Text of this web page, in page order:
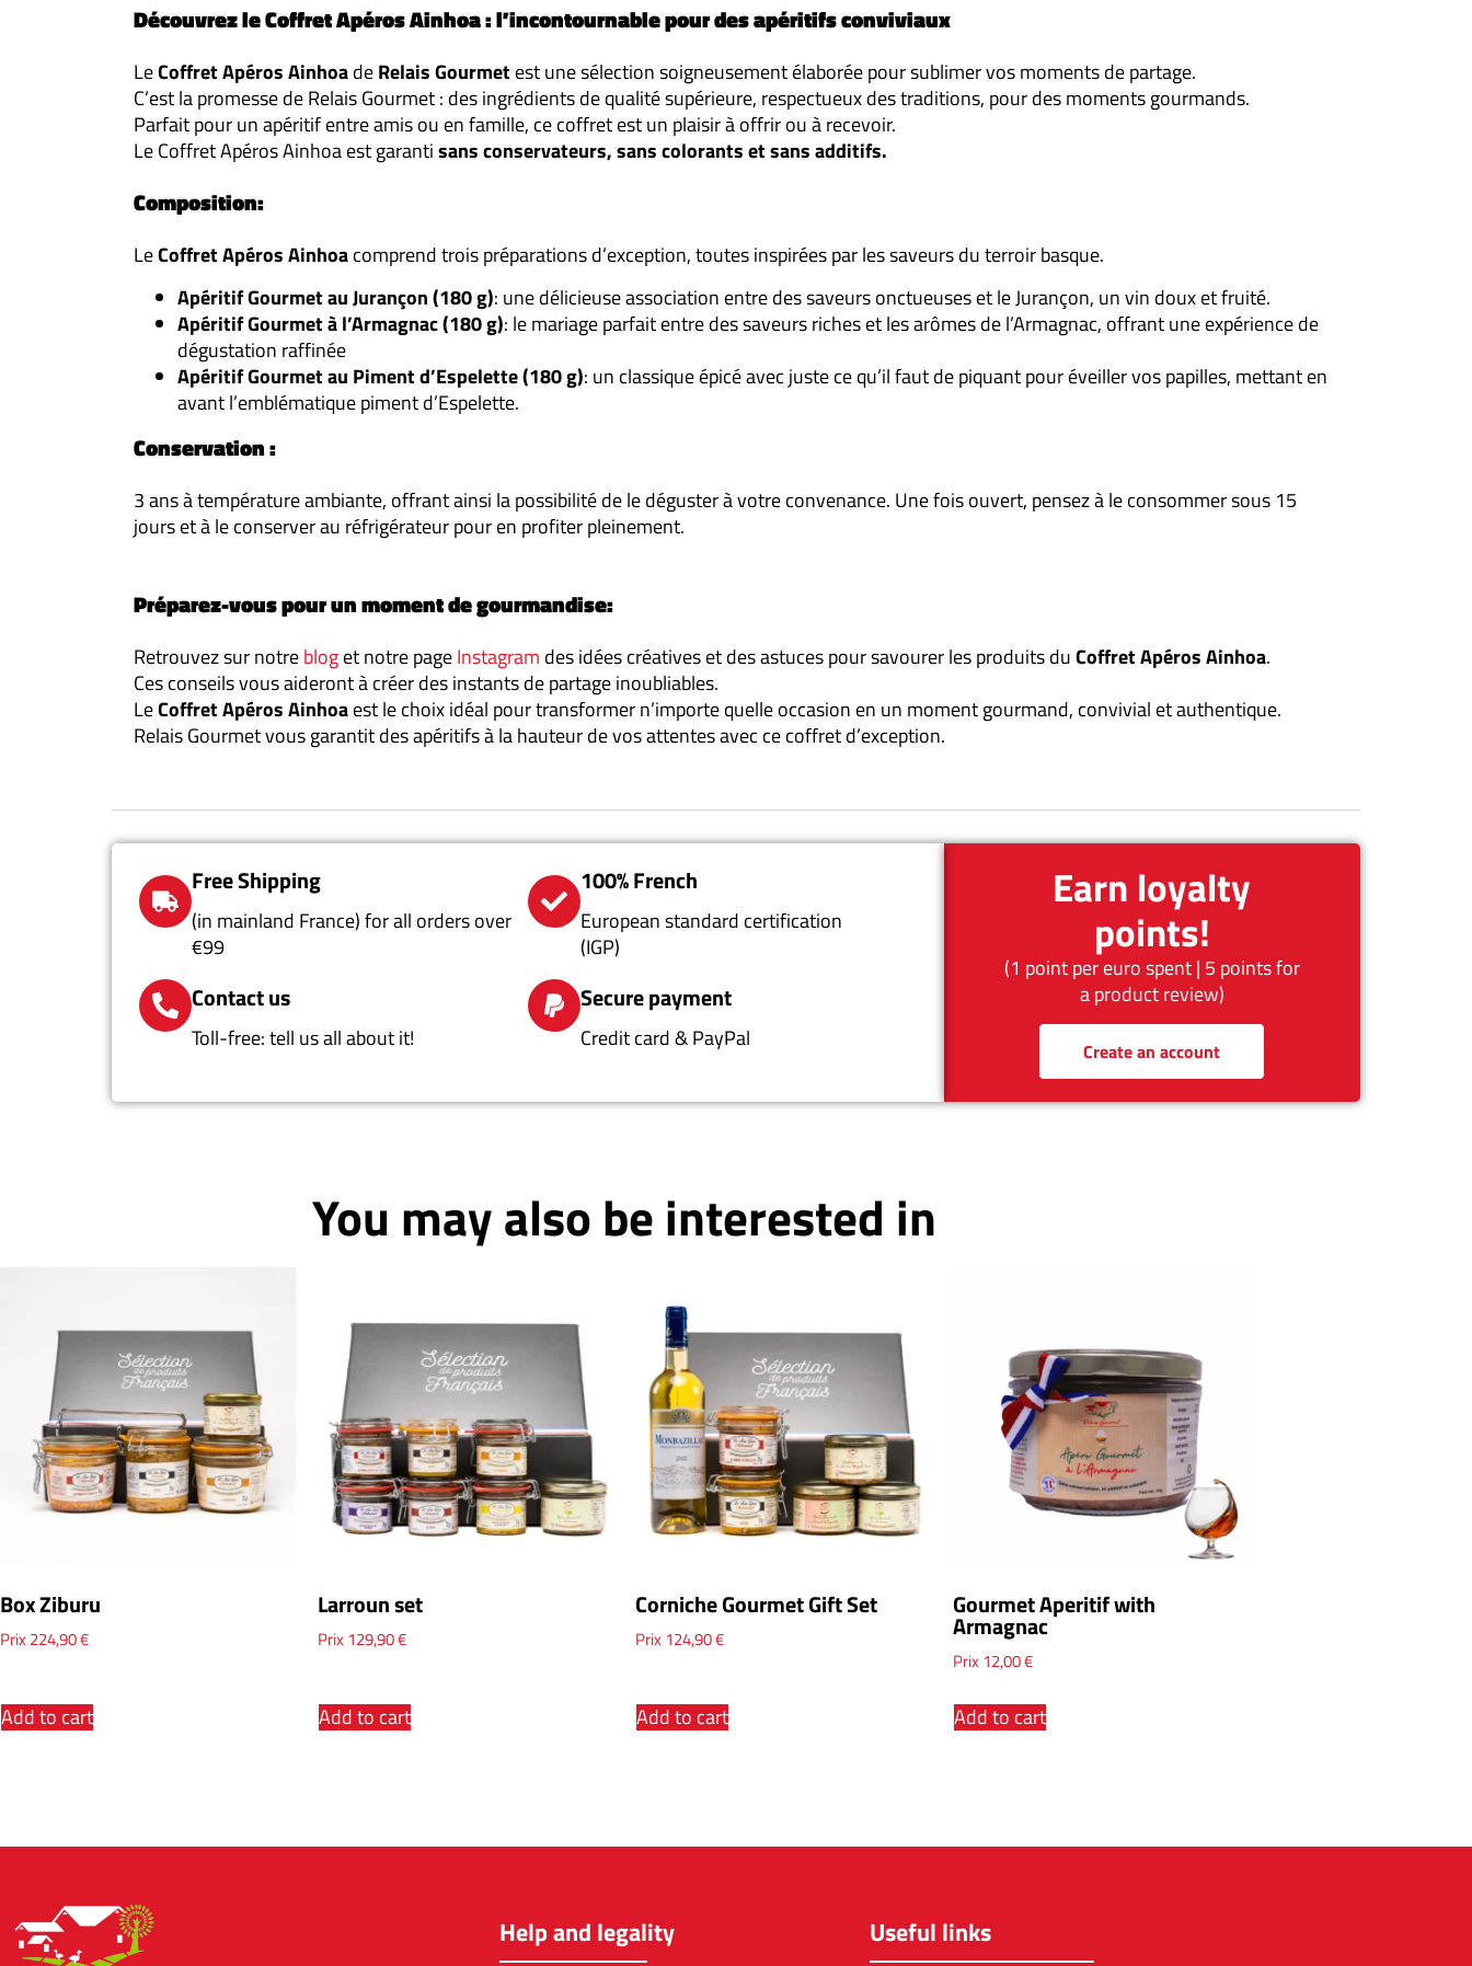
Découvrez le Coffret Apéros Ainhoa : l’incontournable pour des apéritifs conviviaux
LeCoffret Apéros AinhoadeRelais Gourmetest une sélection soigneusement élaborée pour sublimer vos moments de partage.
C’est la promesse de Relais Gourmet : des ingrédients de qualité supérieure, respectueux des traditions, pour des moments gourmands.
Parfait pour un apéritif entre amis ou en famille, ce coffret est un plaisir à offrir ou à recevoir.
Le Coffret Apéros Ainhoa est garantisans conservateurs, sans colorants et sans additifs.
Composition:
LeCoffret Apéros Ainhoacomprend trois préparations d’exception, toutes inspirées par les saveurs du terroir basque.
Apéritif Gourmet au Jurançon (180 g): une délicieuse association entre des saveurs onctueuses et le Jurançon, un vin doux et fruité.
Apéritif Gourmet à l’Armagnac (180 g): le mariage parfait entre des saveurs riches et les arômes de l’Armagnac, offrant une expérience de
dégustation raffinée
Apéritif Gourmet au Piment d’Espelette (180 g): un classique épicé avec juste ce qu’il faut de piquant pour éveiller vos papilles, mettant en
avant l’emblématique piment d’Espelette.
Conservation :
3 ans à température ambiante, offrant ainsi la possibilité de le déguster à votre convenance. Une fois ouvert, pensez à le consommer sous 15
jours et à le conserver au réfrigérateur pour en profiter pleinement.
Préparez-vous pour un moment de gourmandise:
Retrouvez sur notrebloget notre pageInstagram des idées créatives et des astuces pour savourer les produits duCoffret Apéros Ainhoa.
Ces conseils vous aideront à créer des instants de partage inoubliables.
LeCoffret Apéros Ainhoaest le choix idéal pour transformer n’importe quelle occasion en un moment gourmand, convivial et authentique.
Relais Gourmet vous garantit des apéritifs à la hauteur de vos attentes avec ce coffret d’exception.
Earn loyalty
points!
(1 point per euro spent | 5 points for
a product review)
Create an account
Free Shipping
(in mainland France) for all orders over
€99
100% French
European standard certification
(IGP)
Contact us
Toll-free: tell us all about it!
Secure payment
Credit card & PayPal
You may also be interested in
Box Ziburu
Prix224,90€
Add to cart
Larroun set
Prix129,90€
Add to cart
Corniche Gourmet Gift Set
Prix124,90€
Add to cart
Gourmet Aperitif with
Armagnac
Prix12,00€
Add to cart
Help and legality Useful links